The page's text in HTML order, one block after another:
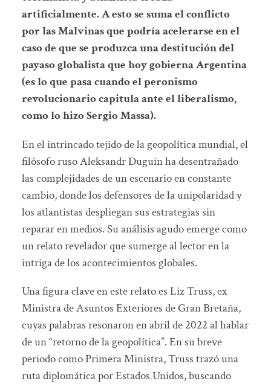
artificialmente. A esto se suma el conflicto
por las Malvinas que podría acelerarse en el
caso de que se produzca una destitución del
payaso globalista que hoy gobierna Argentina
(es lo que pasa cuando el peronismo
revolucionario capitula ante el liberalismo,
como lo hizo Sergio Massa).
En el intrincado tejido de la geopolítica mundial, el
filósofo ruso Aleksandr Duguin ha desentrañado
las complejidades de un escenario en constante
cambio, donde los defensores de la unipolaridad y
los atlantistas despliegan sus estrategias sin
reparar en medios. Su análisis agudo emerge como
un relato revelador que sumerge al lector en la
intriga de los acontecimientos globales.
Una figura clave en este relato es Liz Truss, ex
Ministra de Asuntos Exteriores de Gran Bretaña,
cuyas palabras resonaron en abril de 2022 al hablar
de un “retorno de la geopolítica”. En su breve
periodo como Primera Ministra, Truss trazó una
ruta diplomática por Estados Unidos, buscando